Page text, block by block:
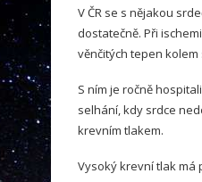
V ČR se s nějakou
dostatečně. Při
věnčitých tepen
S ním je ročně
selhání, kdy srdce
krevním tlakem.
Vysoký krevní tlak má